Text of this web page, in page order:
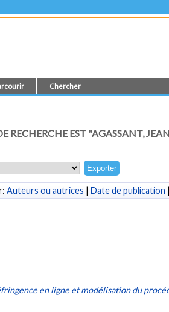
Chercher
RECHERCHE EST "AGASSANT,
Auteurs ou autrices | Date de publication |
en ligne et modélisation du